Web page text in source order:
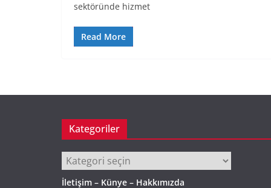
sektöründe hizmet
Read More
Kategoriler
Kategoriler
İletişim – Künye – Hakkımızda